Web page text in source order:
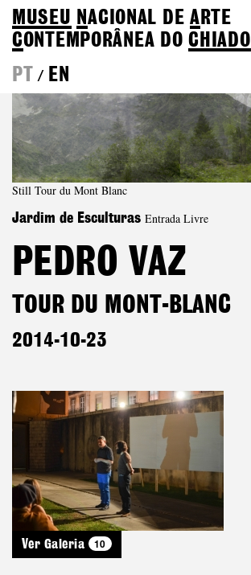
MUSEU NACIONAL DEA RTE
CONTEMPORÂNEA DOCHIADO
PT
/ EN
Still Tour du Mont Blanc
Jardim de Esculturas Entrada Livre
PEDRO VAZ
TOUR DU MONT-BLANC
2014-10-23
Ver Galeria 10